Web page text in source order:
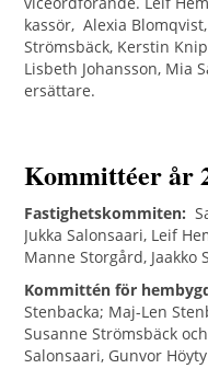
kassör, Alexia
Strömsbäck, Kerstin
Lisbeth Johansson, Mia
ersättare.
Kommittéer år
Fastighetskommiten:
Jukka Salonsaari, Leif
Manne Storgård, Jaakko
Kommittén för
Stenbacka; Maj-Len
Susanne Strömsbäck
Salonsaari, Gunvor Höyty